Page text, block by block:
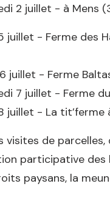
2 juillet - à Mens
juillet - Ferme des
juillet - Ferme
7 juillet - Ferme
juillet - La tit’ferme
visites de
participative des
paysans, la